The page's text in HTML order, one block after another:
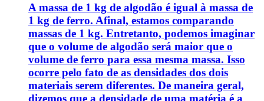
A massa de 1 kg de algodão é igual à massa de
1 kg de ferro. Afinal, estamos comparando
massas de 1 kg. Entretanto, podemos imaginar
que o volume de algodão será maior que o
volume de ferro para essa mesma massa. Isso
ocorre pelo fato de as densidades dos dois
materiais serem diferentes. De maneira geral,
dizemos que a densidade de uma matéria é a